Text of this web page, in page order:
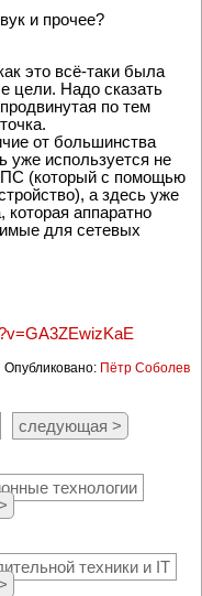
и прочее?
это всё-таки была
цели. Надо сказать
по тем
от большинства
уже используется не
(который с помощью
а здесь уже
которая аппаратно
для сетевых
Опубликовано: Пётр Соболев
следующая >
технологии
техники и IT